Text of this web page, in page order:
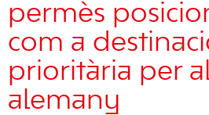
permès
com a
prioritària per
alemany